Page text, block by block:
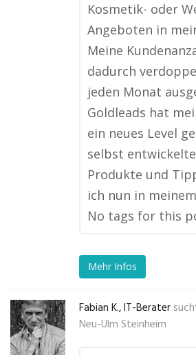
Kosmetik- oder
Angeboten in
Meine
dadurch
jeden Monat
Goldleads hat
ein neues Level
selbst
Produkte und
ich nun in
No tags for this
Mehr Infos
Fabian K., IT-Berater
Neu-Ulm Steinheim